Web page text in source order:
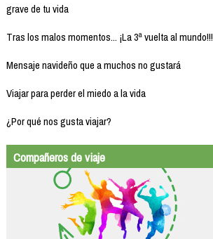
grave de tu vida
Tras los malos momentos... ¡La 3ª vuelta al mundo!!!
Mensaje navideño que a muchos no gustará
Viajar para perder el miedo a la vida
¿Por qué nos gusta viajar?
Compañeros de viaje